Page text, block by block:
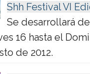
Shh Festival VI
Se desarrollará
16 hasta el
de 2012.